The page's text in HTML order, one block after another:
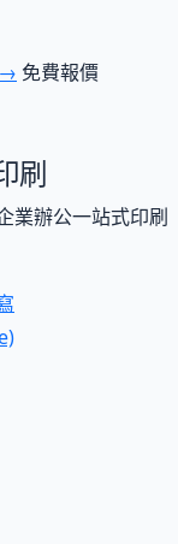
→ 免費報價
刷
業辦公一站式印刷